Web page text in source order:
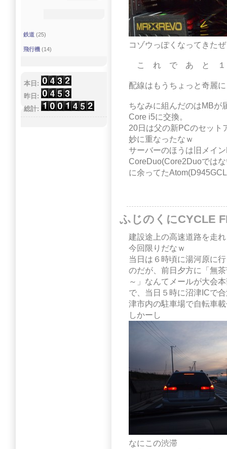
コゾウっぽくなってきた
こ れ で あ と １
配線はもうちょっと奇麗
ちなみに組んだのはMBが
Core i5に交換。
20日は父の新PCのセット
妙に重なったなｗ
サーバーのほうは旧メイ
CoreDuo(Core2Duoでは
に余ってた
ふじのくにCYCLE
建設途上の高速道路を走
今回限りだなｗ
当日は６時頃に湯河原に
のだが、前日夕方に「無
～」なんてメールが大会
で、当日５時に沼津ICで
津市内の駐車場で自転車
しかーし
なにこの渋滞
鉄道 (25)
飛行機 (14)
本日:
昨日:
総計: